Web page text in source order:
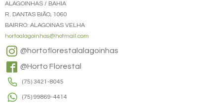
ALAGOINHAS / BAHIA
R. DANTAS BIÃO, 1060
BAIRRO: ALAGOINAS VELHA
hortoalagoinhas@hotmail.com
@hortoflorestalalagoinhas
@Horto Florestal
(75) 3421-8045
(75) 99869-4414